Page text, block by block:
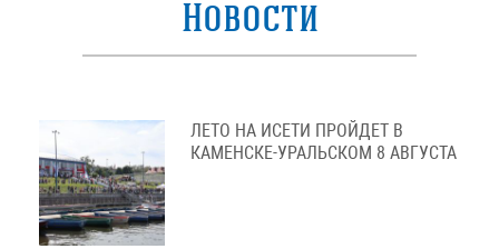
Новости
ЛЕТО НА ИСЕТИ ПРОЙДЕТ В
КАМЕНСКЕ-УРАЛЬСКОМ 8 АВГУСТА